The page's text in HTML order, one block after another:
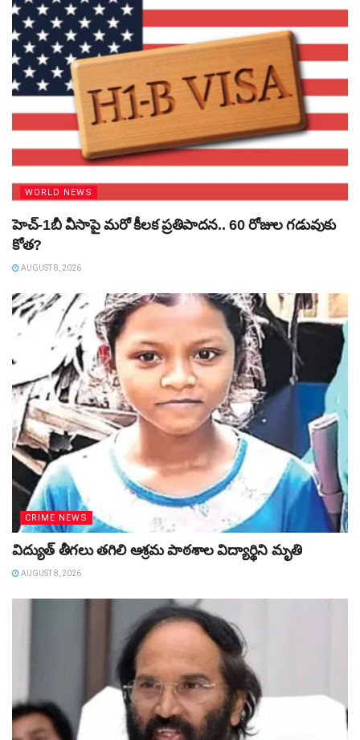
WORLD NEWS
హెచ్‌-1బీ వీసాపై మరో కీలక ప్రతిపాదన.. 60 రోజుల గడువుకు
కోత?
AUGUST 8, 2026
CRIME NEWS
విద్యుత్‌ తీగలు తగిలి ఆశ్రమ పాఠశాల విద్యార్థిని మృతి
AUGUST 8, 2026